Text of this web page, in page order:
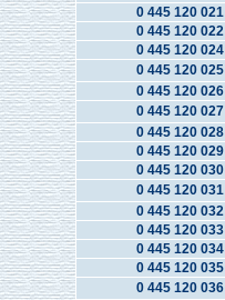
0 445 120 021
0 445 120 022
0 445 120 024
0 445 120 025
0 445 120 026
0 445 120 027
0 445 120 028
0 445 120 029
0 445 120 030
0 445 120 031
0 445 120 032
0 445 120 033
0 445 120 034
0 445 120 035
0 445 120 036